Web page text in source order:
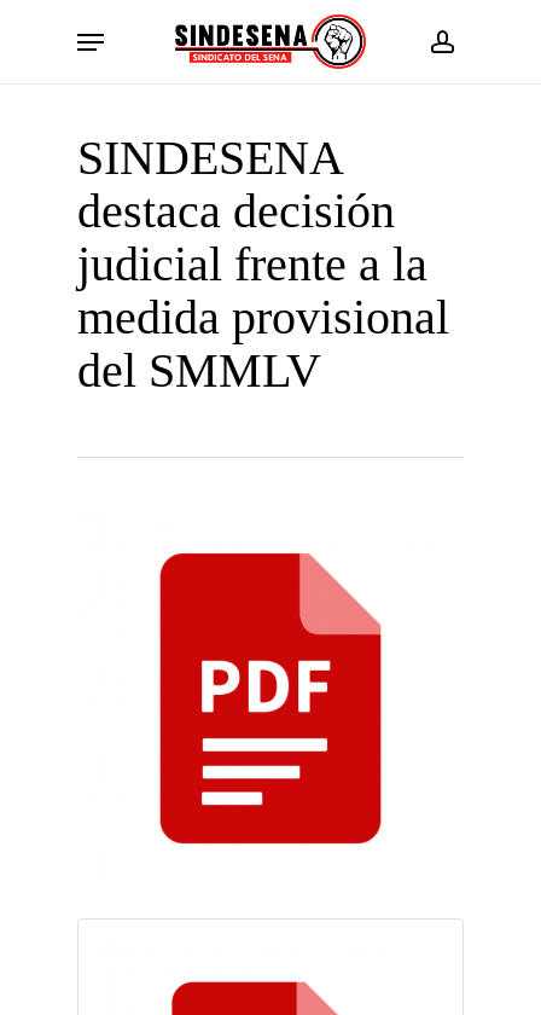
account
Menu
SINDESENA
destaca decisión
judicial frente a la
medida provisional
del SMMLV